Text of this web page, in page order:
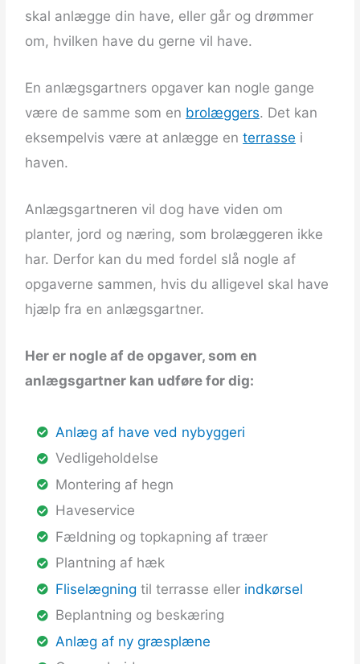
skal anlægge din have, eller går og drømmer
om, hvilken have du gerne vil have.
En anlægsgartners opgaver kan nogle gange
være de samme som en brolæggers. Det kan
eksempelvis være at anlægge enterrasse i
haven.
Anlægsgartneren vil dog have viden om
planter, jord og næring, som brolæggeren ikke
har. Derfor kan du med fordel slå nogle af
opgaverne sammen, hvis du alligevel skal have
hjælp fra en anlægsgartner.
Her er nogle af de opgaver, som en
anlægsgartner kan udføre for dig:
Anlæg af have ved nybyggeri
Vedligeholdelse
Montering af hegn
Haveservice
Fældning og topkapning af træer
Plantning af hæk
Fliselægning til terrasse eller indkørsel
Beplantning og beskæring
Anlæg af ny græsplæne